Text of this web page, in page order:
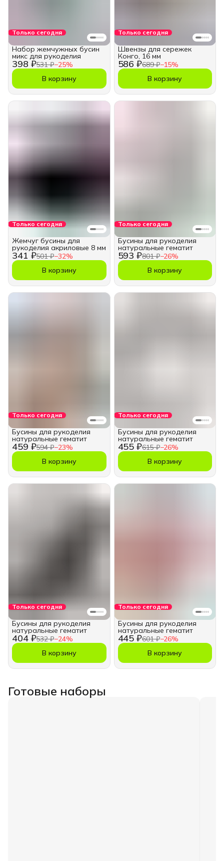
Только сегодня
398 ₽531 ₽−25%
Набор жемчужных бусин
микс для рукоделия
В корзину
Только сегодня
586 ₽689 ₽−15%
Швензы для сережек
Конго, 16 мм
В корзину
Только сегодня
341 ₽501 ₽−32%
Жемчуг бусины для
рукоделия акриловые 8 мм
В корзину
Только сегодня
593 ₽801 ₽−26%
Бусины для рукоделия
натуральные гематит
В корзину
Только сегодня
459 ₽594 ₽−23%
Бусины для рукоделия
натуральные гематит
В корзину
Только сегодня
455 ₽615 ₽−26%
Бусины для рукоделия
натуральные гематит
В корзину
Только сегодня
404 ₽532 ₽−24%
Бусины для рукоделия
натуральные гематит
В корзину
Только сегодня
445 ₽601 ₽−26%
Бусины для рукоделия
натуральные гематит
В корзину
Готовые наборы